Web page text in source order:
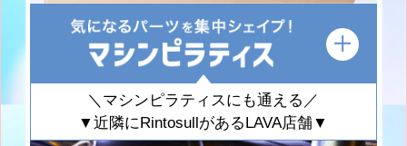
＼マシンピラティスにも通える／
▼近隣にRintosullがあるLAVA店舗▼